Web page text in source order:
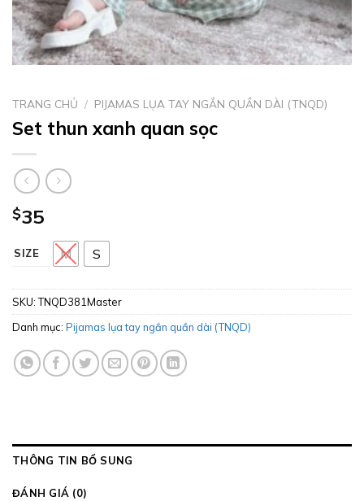
TRANG CHỦ / PIJAMAS LỤA TAY NGẮN QUẦN DÀI (TNQD)
Set thun xanh quan sọc
$35
SIZE M S
SKU:TNQD381Master
Danh mục: Pijamas lụa tay ngắn quần dài (TNQD)
THÔNG TIN BỔ SUNG
ĐÁNH GIÁ (0)